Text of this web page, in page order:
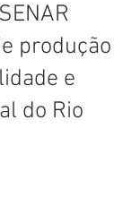
produção
e
do Rio